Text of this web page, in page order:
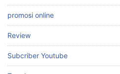
promosi online
Review
Subcriber Youtube